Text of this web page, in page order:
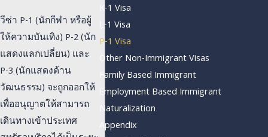
วีซ่า P-1 (นักกีฬา หรือผู้
ให้ความบันเทิง) P-2 (นัก
แสดงแลกเปลี่ยน) และ
P-3 (นักแสดงด้าน
วัฒนธรรม) จะถูกออกให้
เพื่ออนุญาตให้สามารถ
เดินทางเข้าประเทศ
K-1 Visa
L-1 Visa
P-1 Visa
Other Non-Immigrant Visas
Family Based Immigrant
Employment Based Immigrant
Naturalization
Appendix